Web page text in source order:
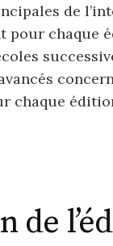
de
pour chaque
chaque
de